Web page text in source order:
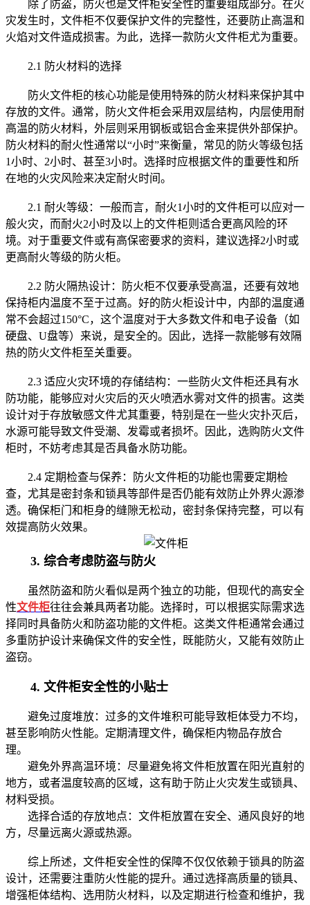
除了防盗，防火也是文件柜安全性的重要组成部分。在火
灾发生时，文件柜不仅要保护文件的完整性，还要防止高温和
火焰对文件造成损害。为此，选择一款防火文件柜尤为重要。
2.1 防火材料的选择
防火文件柜的核心功能是使用特殊的防火材料来保护其中
存放的文件。通常，防火文件柜会采用双层结构，内层使用耐
高温的防火材料，外层则采用钢板或铝合金来提供外部保护。
防火材料的耐火性通常以“小时”来衡量，常见的防火等级包括
1小时、2小时、甚至3小时。选择时应根据文件的重要性和所
在地的火灾风险来决定耐火时间。
2.1 耐火等级：一般而言，耐火1小时的文件柜可以应对一
般火灾，而耐火2小时及以上的文件柜则适合更高风险的环
境。对于重要文件或有高保密要求的资料，建议选择2小时或
更高耐火等级的防火柜。
2.2 防火隔热设计：防火柜不仅要承受高温，还要有效地
保持柜内温度不至于过高。好的防火柜设计中，内部的温度通
常不会超过150°C，这个温度对于大多数文件和电子设备（如
硬盘、U盘等）来说，是安全的。因此，选择一款能够有效隔
热的防火文件柜至关重要。
2.3 适应火灾环境的存储结构：一些防火文件柜还具有水
防功能，能够应对火灾后的灭火喷洒水雾对文件的损害。这类
设计对于存放敏感文件尤其重要，特别是在一些火灾扑灭后，
水源可能导致文件受潮、发霉或者损坏。因此，选购防火文件
柜时，不妨考虑其是否具备水防功能。
2.4 定期检查与保养：防火文件柜的功能也需要定期检
查，尤其是密封条和锁具等部件是否仍能有效防止外界火源渗
透。确保柜门和柜身的缝隙无松动，密封条保持完整，可以有
效提高防火效果。
3. 综合考虑防盗与防火
虽然防盗和防火看似是两个独立的功能，但现代的高安全
性文件柜往往会兼具两者功能。选择时，可以根据实际需求选
择同时具备防火和防盗功能的文件柜。这类文件柜通常会通过
多重防护设计来确保文件的安全性，既能防火，又能有效防止
盗窃。
4. 文件柜安全性的小贴士
避免过度堆放：过多的文件堆积可能导致柜体受力不均，
甚至影响防火性能。定期清理文件，确保柜内物品存放合
理。
避免外界高温环境：尽量避免将文件柜放置在阳光直射的
地方，或者温度较高的区域，这有助于防止火灾发生或锁具、
材料受损。
选择合适的存放地点：文件柜放置在安全、通风良好的地
方，尽量远离火源或热源。
综上所述，文件柜安全性的保障不仅仅依赖于锁具的防盗
设计，还需要注重防火性能的提升。通过选择高质量的锁具、
增强柜体结构、选用防火材料，以及定期进行检查和维护，我